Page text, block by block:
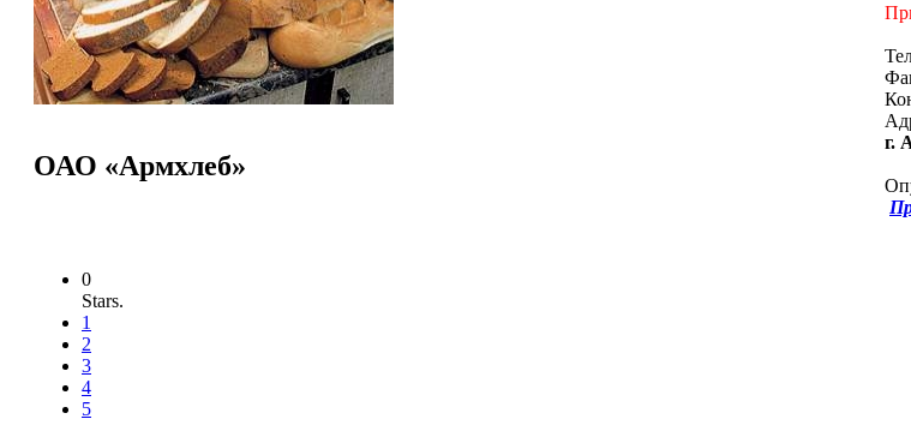
ОАО «Армхлеб»
0
Stars.
1
2
3
4
5
г.